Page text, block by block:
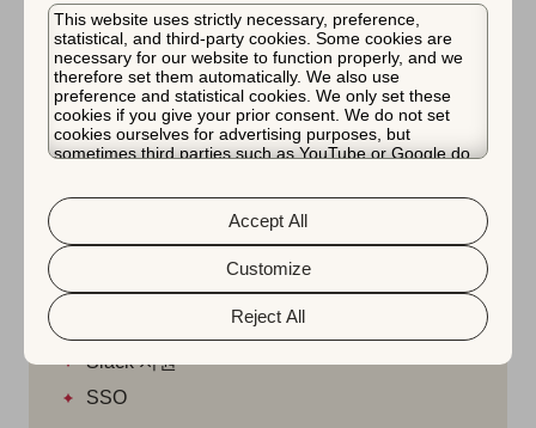
This website uses strictly necessary, preference,
statistical, and third-party cookies. Some cookies are
necessary for our website to function properly, and we
therefore set them automatically. We also use
preference and statistical cookies. We only set these
cookies if you give your prior consent. We do not set
cookies ourselves for advertising purposes, but
sometimes third parties such as YouTube or Google do.
about the protection of your personal data and the
different cookies we use, please read our
&Privacy Policy. You can customize your cookie settings
and preferences by clicking the “Customize” button.
Reject All
Customize
Accept All
스크린샷 번역
더 많은 레포팅 기능
증분성 분석
전 세계 분석
컨설팅 서비스 이용 가능
Slack 지원
SSO